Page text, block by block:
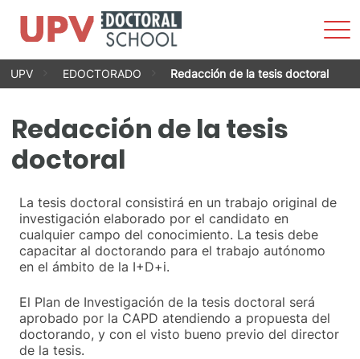
Saltar
UPV EDOCTORADO Redacción de la tesis doctoral
Redacción de la tesis
doctoral
La tesis doctoral consistirá en un trabajo original de
investigación elaborado por el candidato en
cualquier campo del conocimiento. La tesis debe
capacitar al doctorando para el trabajo autónomo
en el ámbito de la I+D+i.
El Plan de Investigación de la tesis doctoral será
aprobado por la CAPD atendiendo a propuesta del
doctorando, y con el visto bueno previo del director
de la tesis.